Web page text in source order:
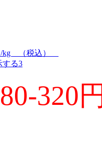
80-320